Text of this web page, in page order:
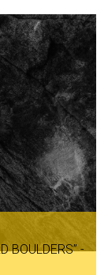
BOULDERS” -